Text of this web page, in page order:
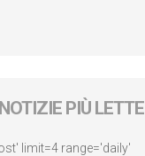
PIÙ LETTE
limit=4 range='daily'